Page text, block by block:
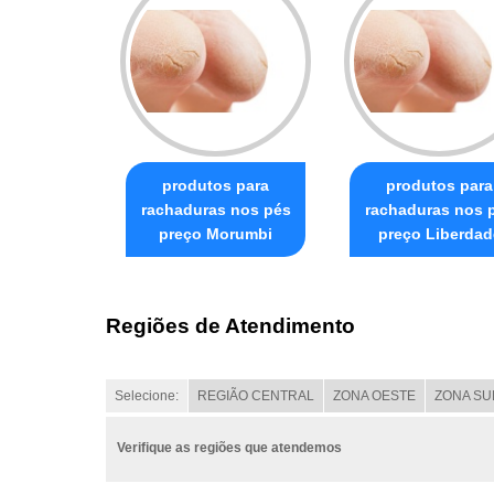
produtos para
rachaduras nos pés
preço Morumbi
produtos para
rachaduras nos
preço
Regiões de Atendimento
Selecione: REGIÃO CENTRAL ZONA OESTE ZONA
Verifique as regiões que atendemos